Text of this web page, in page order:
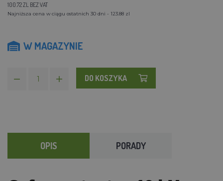
100.72 ZL BEZ VAT
Najniższa cena w ciągu ostatnich 30 dni - 123.88 zl
W MAGAZYNIE
DO KOSZYKA
OPIS PORADY